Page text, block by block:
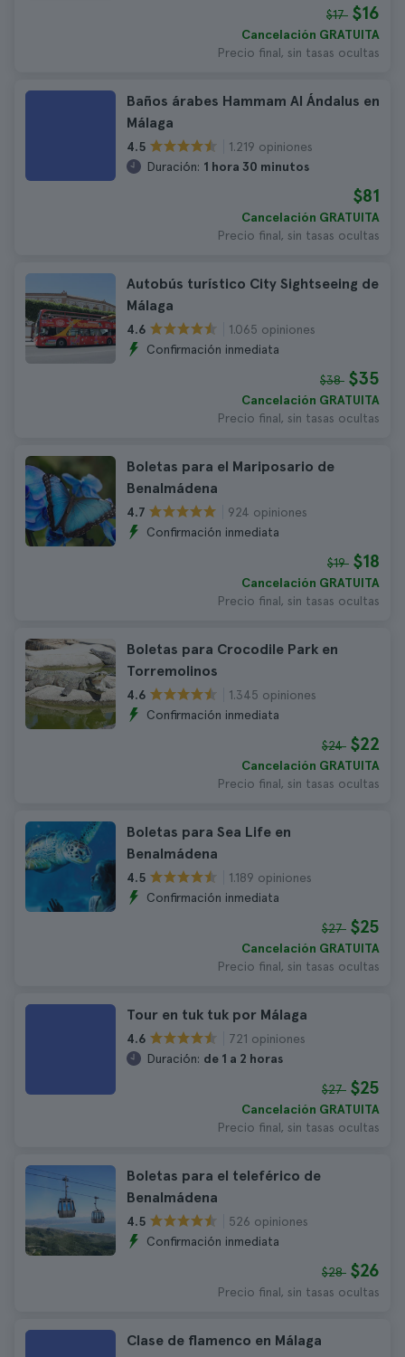
$17 $16
Cancelación GRATUITA
Precio final, sin tasas ocultas
Baños árabes Hammam Al Ándalus en
Málaga
4.5
1.219 opiniones
Duración: 1 hora 30 minutos
$81
Cancelación GRATUITA
Precio final, sin tasas ocultas
Autobús turístico City Sightseeing de
Málaga
4.6
1.065 opiniones
Confirmación inmediata
$38 $35
Cancelación GRATUITA
Precio final, sin tasas ocultas
Boletas para el Mariposario de
Benalmádena
4.7
924 opiniones
Confirmación inmediata
$19 $18
Cancelación GRATUITA
Precio final, sin tasas ocultas
Boletas para Crocodile Park en
Torremolinos
4.6
1.345 opiniones
Confirmación inmediata
$24 $22
Cancelación GRATUITA
Precio final, sin tasas ocultas
Boletas para Sea Life en
Benalmádena
4.5
1.189 opiniones
Confirmación inmediata
$27 $25
Cancelación GRATUITA
Precio final, sin tasas ocultas
Tour en tuk tuk por Málaga
4.6
721 opiniones
Duración: de 1 a 2 horas
$27 $25
Cancelación GRATUITA
Precio final, sin tasas ocultas
Boletas para el teleférico de
Benalmádena
4.5
526 opiniones
Confirmación inmediata
$28 $26
Precio final, sin tasas ocultas
Clase de flamenco en Málaga